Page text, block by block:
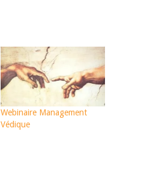
Webinaire Management
Védique